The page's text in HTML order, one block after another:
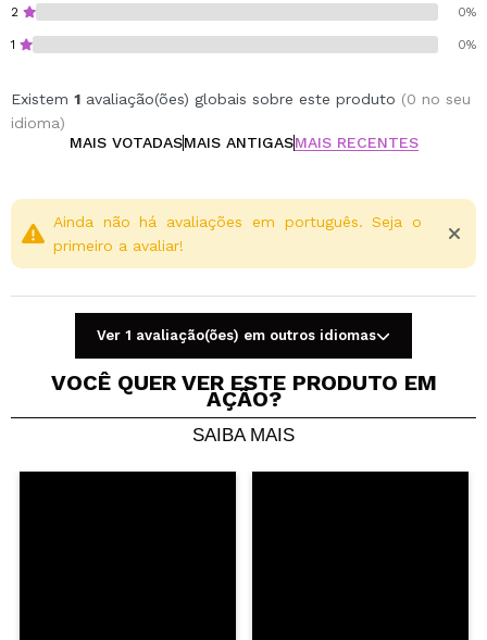
Vegan.
Cruelty Free.
2 0%
1 0%
Existem 1 avaliação(ões) globais sobre este produto (0 no seu
idioma)
MAIS VOTADASMAIS ANTIGASMAIS RECENTES
Compartilhar um vídeo ou uma foto
Seu vídeo pode ser o primeiro. Imagine isso...
Ainda não há avaliações em português. Seja o
primeiro a avaliar!
Ver 1 avaliação(ões) em outros idiomas
VOCÊ QUER VER ESTE PRODUTO EM
AÇÃO?
SAIBA MAIS